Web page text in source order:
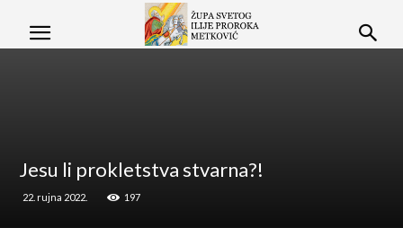
Jesu li prokletstva stvarna?!
22. rujna 2022. 197